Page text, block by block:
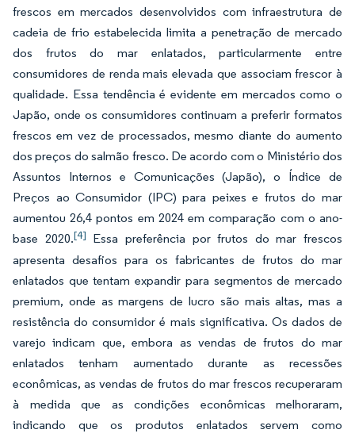
frescos em mercados desenvolvidos com infraestrutura de
cadeia de frio estabelecida limita a penetração de mercado
dos frutos do mar enlatados, particularmente entre
consumidores de renda mais elevada que associam frescor à
qualidade. Essa tendência é evidente em mercados como o
Japão, onde os consumidores continuam a preferir formatos
frescos em vez de processados, mesmo diante do aumento
dos preços do salmão fresco. De acordo com o Ministério dos
Assuntos Internos e Comunicações (Japão), o Índice de
Preços ao Consumidor (IPC) para peixes e frutos do mar
aumentou 26,4 pontos em 2024 em comparação com o ano-
base 2020.[4] Essa preferência por frutos do mar frescos
apresenta desafios para os fabricantes de frutos do mar
enlatados que tentam expandir para segmentos de mercado
premium, onde as margens de lucro são mais altas, mas a
resistência do consumidor é mais significativa. Os dados de
varejo indicam que, embora as vendas de frutos do mar
enlatados tenham aumentado durante as recessões
econômicas, as vendas de frutos do mar frescos recuperaram
à medida que as condições econômicas melhoraram,
indicando que os produtos enlatados servem como